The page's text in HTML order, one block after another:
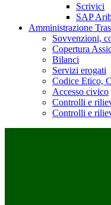
Scrivici
SAP
Amministrazione
Sovvenzioni,
Copertura
Bilanci
Servizi erogati
Codice Etico,
Accesso civico
Controlli e
Controlli e